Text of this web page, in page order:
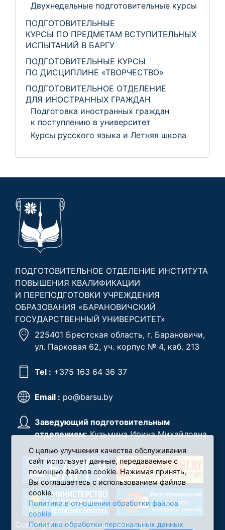
Двухнедельные подготовительные курсы
ПОДГОТОВИТЕЛЬНЫЕ
КУРСЫ ПО ПРЕДМЕТАМ ВСТУПИТЕЛЬНЫХ
ИСПЫТАНИЙ В БАРГУ
ПОДГОТОВИТЕЛЬНЫЕ КУРСЫ
ПО ДИСЦИПЛИНЕ «ТВОРЧЕСТВО»
ПОДГОТОВИТЕЛЬНОЕ ОТДЕЛЕНИЕ
ДЛЯ ИНОСТРАННЫХ ГРАЖДАН
Подготовка иностранных граждан
к поступлению в университет
Курсы русского языка и Летняя школа
ПОДГОТОВИТЕЛЬНОЕ ОТДЕЛЕНИЕ ИНСТИТУТА
ПОВЫШЕНИЯ КВАЛИФИКАЦИИ
И ПЕРЕПОДГОТОВКИ УЧРЕЖДЕНИЯ
ОБРАЗОВАНИЯ «БАРАНОВИЧСКИЙ
ГОСУДАРСТВЕННЫЙ УНИВЕРСИТЕТ»
225401 Брестская область, г. Барановичи,
ул. Парковая 62, уч. корпус № 4, каб. 213
Tel : +375 163 64 36 37
Email : po@barsu.by
Заведующий подготовительным
отделением:Кузьмина Ирина Михайловна
Copyright © 2026 Барановичский
С целью улучшения качества обслуживания
сайт использует данные, передаваемые с
помощью файлов cookie. Нажимая принять,
Вы соглашаетесь с использованием файлов
cookie.
Политика в отношении обработки файлов
cookie
Политика обработки персональных данных